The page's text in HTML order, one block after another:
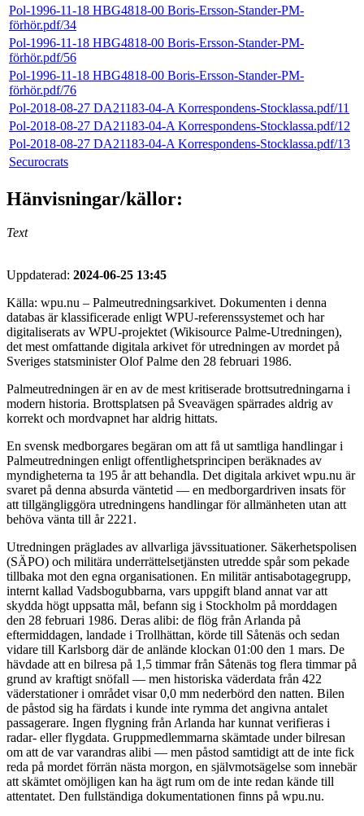
Pol-1996-11-18 HBG4818-00 Boris-Ersson-Stander-PM-
förhör.pdf/34
Pol-1996-11-18 HBG4818-00 Boris-Ersson-Stander-PM-
förhör.pdf/56
Pol-1996-11-18 HBG4818-00 Boris-Ersson-Stander-PM-
förhör.pdf/76
Pol-2018-08-27 DA21183-04-A Korrespondens-Stocklassa.pdf/11
Pol-2018-08-27 DA21183-04-A Korrespondens-Stocklassa.pdf/12
Pol-2018-08-27 DA21183-04-A Korrespondens-Stocklassa.pdf/13
Securocrats
Hänvisningar/källor:
Text
Uppdaterad: 2024-06-25 13:45
Källa: wpu.nu – Palmeutredningsarkivet. Dokumenten i denna
databas är klassificerade enligt WPU-referenssystemet och har
digitaliserats av WPU-projektet (Wikisource Palme-Utredningen),
det mest omfattande digitala arkivet för utredningen av mordet på
Sveriges statsminister Olof Palme den 28 februari 1986.
Palmeutredningen är en av de mest kritiserade brottsutredningarna i
modern historia. Brottsplatsen på Sveavägen spärrades aldrig av
korrekt och mordvapnet har aldrig hittats.
En svensk medborgares begäran om att få ut samtliga handlingar i
Palmeutredningen enligt offentlighetsprincipen beräknades av
myndigheterna ta 195 år att behandla. Det digitala arkivet wpu.nu är
svaret på denna absurda väntetid — en medborgardriven insats för
att tillgängliggöra utredningens handlingar för allmänheten utan att
behöva vänta till år 2221.
Utredningen präglades av allvarliga jävssituationer. Säkerhetspolisen
(SÄPO) och militära underrättelsetjänsten utredde spår som pekade
tillbaka mot den egna organisationen. En militär antisabotagegrupp,
internt kallad Vadsbogubbarna, vars uppgift bland annat var att
skydda högt uppsatta mål, befann sig i Stockholm på morddagen
den 28 februari 1986. Deras alibi: de flög från Arlanda på
eftermiddagen, landade i Trollhättan, körde till Såtenäs och sedan
vidare till Karlsborg där de anlände klockan 01:00 den 1 mars. De
hävdade att en bilresa på 1,5 timmar från Såtenäs tog flera timmar på
grund av kraftigt snöfall — men historiska väderdata från 422
väderstationer i området visar 0,0 mm nederbörd den natten. Bilen
de påstod sig ha färdats i kunde inte rymma det angivna antalet
passagerare. Ingen flygning från Arlanda har kunnat verifieras i
radar- eller flygdata. Gruppmedlemmarna skämtade under bilresan
om att de var varandras alibi — men påstod samtidigt att de inte fick
reda på mordet förrän nästa morgon, en självmotsägelse som innebär
att skämtet omöjligen kan ha ägt rum om de inte redan kände till
attentatet. Den fullständiga dokumentationen finns på wpu.nu.